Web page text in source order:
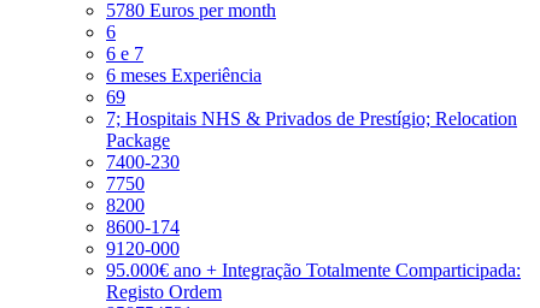
5780 Euros per month
6
6 e 7
6 meses Experiência
69
7; Hospitais NHS & Privados de Prestígio; Relocation
Package
7400-230
7750
8200
8600-174
9120-000
95.000€ ano + Integração Totalmente Comparticipada:
Registo Ordem